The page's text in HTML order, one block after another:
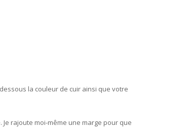
la couleur de cuir ainsi que votre
rajoute moi-même une marge pour que